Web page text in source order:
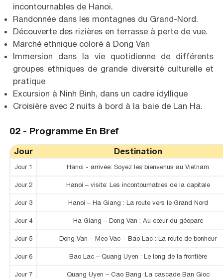
incontournables de Hanoi.
Randonnée dans les montagnes du Grand-Nord.
Découverte des rizières en terrasse à perte de vue.
Marché ethnique coloré à Dong Van
Immersion dans la vie quotidienne de différents
groupes ethniques de grande diversité culturelle et
pratique
Excursion à Ninh Binh, dans un cadre idyllique
Croisière avec 2 nuits à bord à la baie de Lan Ha.
02 - Programme En Bref
Jour Destination
Jour 1 Hanoi - arrivée: Soyez les bienvenus au Vietnam
Jour 2 Hanoi – visite: Les incontournables de la capitale
Jour 3 Hanoi – Ha Giang : La route vers le Grand Nord
Jour 4 Ha Giang – Dong Van : Au cœur du géoparc
Jour 5 Dong Van – Meo Vac – Bao Lac : La route de bonheur
Jour 6 Bao Lac – Quang Uyen : Le long de la frontière
Jour 7 Quang Uyen – Cao Bang :La cascade Ban Gioc